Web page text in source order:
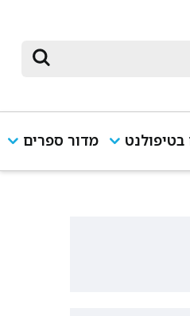
בטיפולנט מדור ספרים